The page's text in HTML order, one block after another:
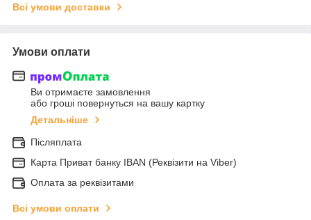
Всі умови доставки
Умови оплати
Ви отримаєте замовлення
або гроші повернуться на вашу картку
Детальніше
Післяплата
Карта Приват банку IBAN (Реквізити на Viber)
Оплата за реквізитами
Всі умови оплати